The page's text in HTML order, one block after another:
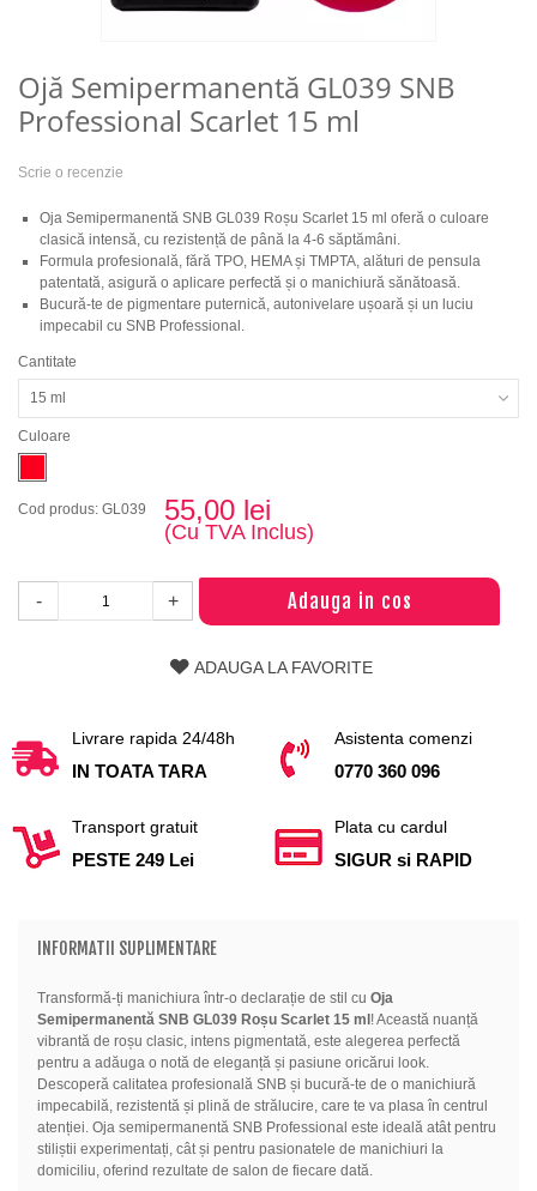
Ojă Semipermanentă GL039 SNB
Professional Scarlet 15 ml
Scrie o recenzie
Oja Semipermanentă SNB GL039 Roșu Scarlet 15 ml oferă o culoare
clasică intensă, cu rezistență de până la 4-6 săptămâni.
Formula profesională, fără TPO, HEMA și TMPTA, alături de pensula
patentată, asigură o aplicare perfectă și o manichiură sănătoasă.
Bucură-te de pigmentare puternică, autonivelare ușoară și un luciu
impecabil cu SNB Professional.
Cantitate
15 ml
Culoare
Cod produs: GL039 55,00 lei
(Cu TVA Inclus)
- + Adauga in cos
ADAUGA LA FAVORITE
Livrare rapida 24/48h
IN TOATA TARA
Asistenta comenzi
0770 360 096
Transport gratuit
PESTE 249 Lei
Plata cu cardul
SIGUR si RAPID
INFORMATII SUPLIMENTARE
Transformă-ți manichiura într-o declarație de stil cu Oja
Semipermanentă SNB GL039 Roșu Scarlet 15 ml ! Această nuanță
vibrantă de roșu clasic, intens pigmentată, este alegerea perfectă
pentru a adăuga o notă de eleganță și pasiune oricărui look.
Descoperă calitatea profesională SNB și bucură-te de o manichiură
impecabilă, rezistentă și plină de strălucire, care te va plasa în centrul
atenției. Oja semipermanentă SNB Professional este ideală atât pentru
stiliștii experimentați, cât și pentru pasionatele de manichiuri la
domiciliu, oferind rezultate de salon de fiecare dată.